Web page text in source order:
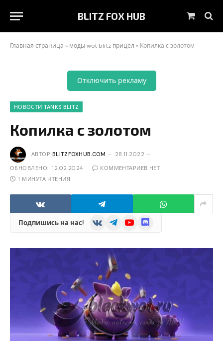
BLITZ FOX HUB Корзина
Главная страница » моды wot blitz прицел » Копилка с золотом
Отключить рекламу
НОВОСТИ TANKS BLITZ
Копилка с золотом
АВТОР BLITZFOXHUB.COM 28.11.2022
ОБНОВЛЕНО: 12.02.2024
КОММЕНТАРИЕВ НЕТ
1 МИНУТА ЧТЕНИЯ
Подпишись на нас! VKontakteTelegramYouTubeDiscord